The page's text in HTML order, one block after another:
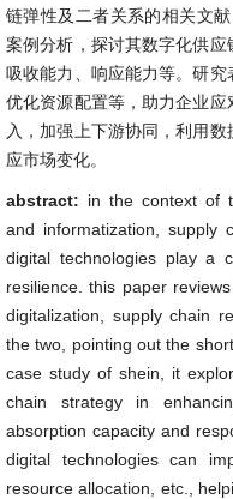
链弹性及二者关系的相关文
案例分析，探讨其数字化供
吸收能力、响应能力等。研究
优化资源配置等，助力企业
入，加强上下游协同，利用
应市场变化。
abstract: in the context of
and informatization, supply
digital technologies play a
resilience. this paper
digitalization, supply chain
the two, pointing out the
case study of shein, it
chain strategy in
absorption capacity and
digital technologies can
resource allocation, etc.,